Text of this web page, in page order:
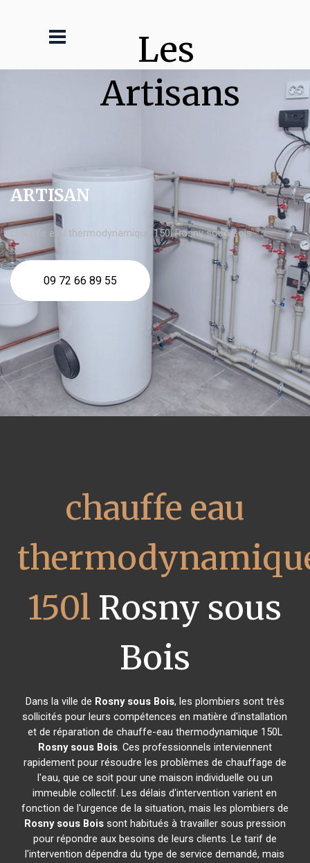
Les
Artisans
ARTISAN
chauffe eau thermodynamique 150l Rosny sous Bois
09 72 66 89 55
chauffe eau
150l Rosny sous
Bois
Dans la ville de Rosny sous Bois, les plombiers sont très
sollicités pour leurs compétences en matière d'installation
et de réparation de chauffe-eau thermodynamique 150L
Rosny sous Bois. Ces professionnels interviennent
rapidement pour résoudre les problèmes de chauffage de
l'eau, que ce soit pour une maison individuelle ou un
immeuble collectif. Les délais d'intervention varient en
fonction de l'urgence de la situation, mais les plombiers de
Rosny sous Boissont habitués à travailler sous pression
pour répondre aux besoins de leurs clients. Le tarif de
l'intervention dépendra du type de service demandé, mais